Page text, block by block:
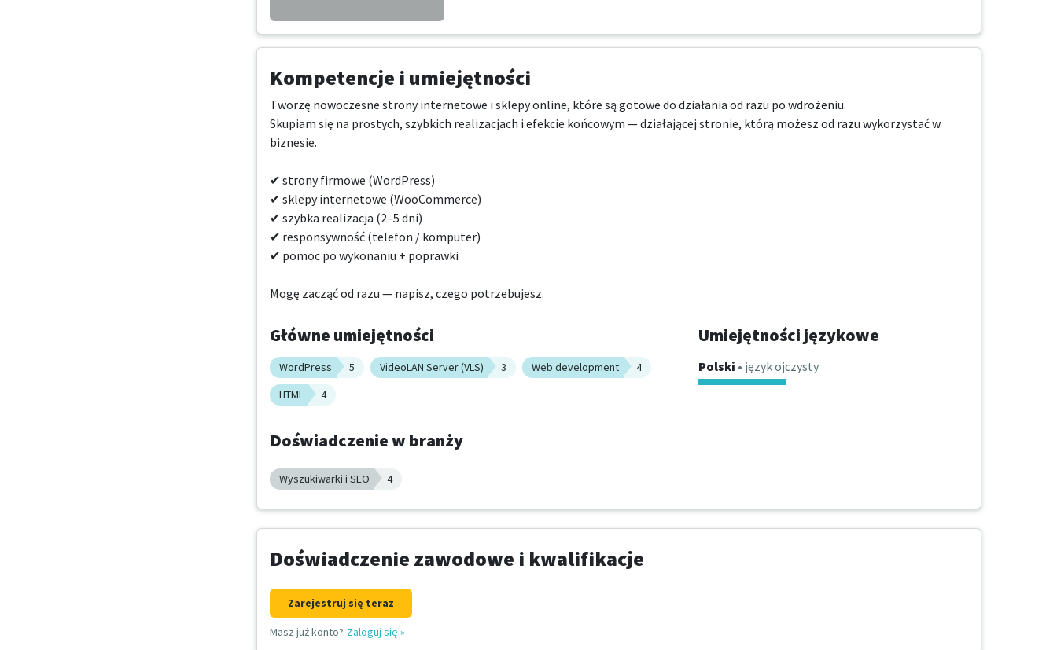
Kompetencje i umiejętności
Tworzę nowoczesne strony internetowe i sklepy online, które są gotowe do działania od razu po wdrożeniu.
Skupiam się na prostych, szybkich realizacjach i efekcie końcowym — działającej stronie, którą możesz od razu wykorzystać w
biznesie.
✔ strony firmowe (WordPress)
✔ sklepy internetowe (WooCommerce)
✔ szybka realizacja (2–5 dni)
✔ responsywność (telefon / komputer)
✔ pomoc po wykonaniu + poprawki
Mogę zacząć od razu — napisz, czego potrzebujesz.
Główne umiejętności
WordPress 5 VideoLAN Server (VLS) 3 Web development
4
HTML
4
Doświadczenie w branży
Wyszukiwarki i SEO 4
Umiejętności językowe
Polski • język ojczysty
Doświadczenie zawodowe i kwalifikacje
Zarejestruj się teraz
Masz już konto? Zaloguj się »